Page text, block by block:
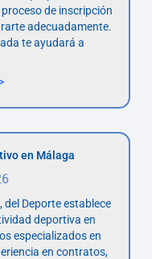
de inscripción
adecuadamente.
te ayudará a
en Málaga
Deporte establece
deportiva en
especializados en
en contratos,